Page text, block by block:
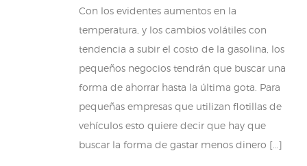
Con los evidentes aumentos en la
temperatura, y los cambios volátiles con
tendencia a subir el costo de la gasolina, los
pequeños negocios tendrán que buscar una
forma de ahorrar hasta la última gota. Para
pequeñas empresas que utilizan flotillas de
vehículos esto quiere decir que hay que
buscar la forma de gastar menos dinero […]